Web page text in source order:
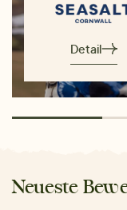
Detail
Neueste